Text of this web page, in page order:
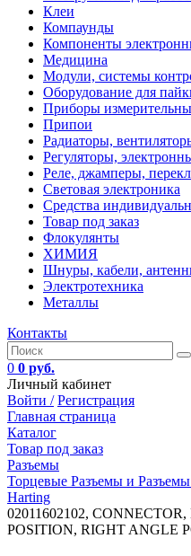
Клеи
Компаунды
Компоненты
Медицина
Модули, системы
Оборудование для
Приборы
Припои
Радиаторы,
Регуляторы,
Реле, джамперы,
Световая электроника
Средства
Товар под заказ
Флокулянты
ХИМИЯ
Шнуры, кабели,
Электротехника
Металлы
Контакты
0 0 руб.
Личный кабинет
Войти / Регистрация
Главная страница
Каталог
Товар под заказ
Разъемы
Торцевые Разъемы и
Harting
02011602102,
POSITION, RIGHT ANGLE